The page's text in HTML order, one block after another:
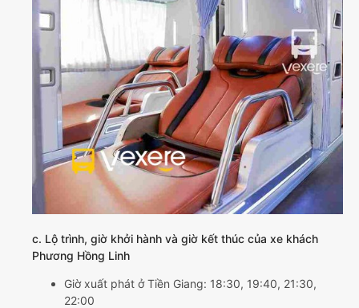
c. Lộ trình, giờ khởi hành và giờ kết thúc của xe khách
Phương Hồng Linh
Giờ xuất phát ở Tiền Giang: 18:30, 19:40, 21:30,
22:00